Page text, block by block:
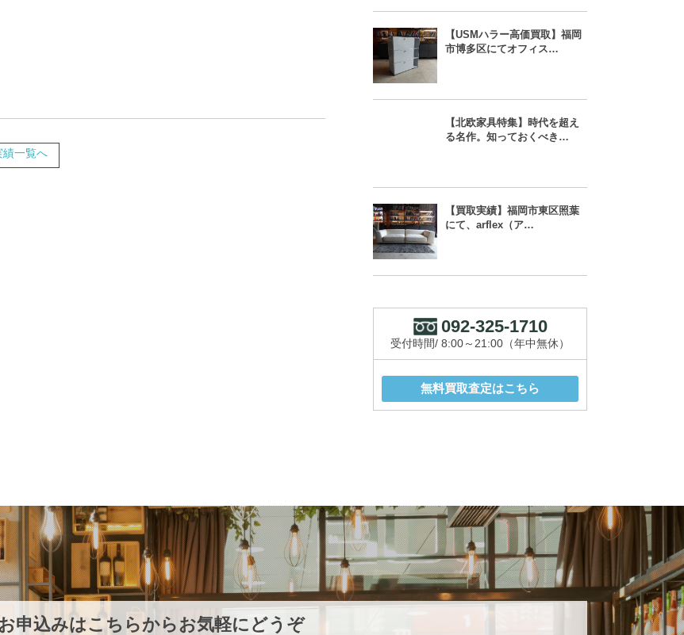
績一覧へ
【USMハラー高価買取】福岡
市博多区にてオフィス…
【北欧家具特集】時代を超え
る名作。知っておくべき…
【買取実績】福岡市東区照葉
にて、arflex（ア…
092-325-1710
受付時間/ 8:00～21:00（年中無休）
無料買取査定はこちら
申込みはこちらからお気軽にどうぞ